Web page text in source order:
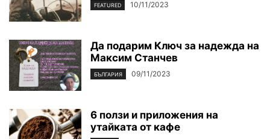
FEATURED 10/11/2023
Да подарим Ключ за надежда на
Максим Станчев
БЪЛГАРИЯ 09/11/2023
6 ползи и приложения на
утайката от кафе